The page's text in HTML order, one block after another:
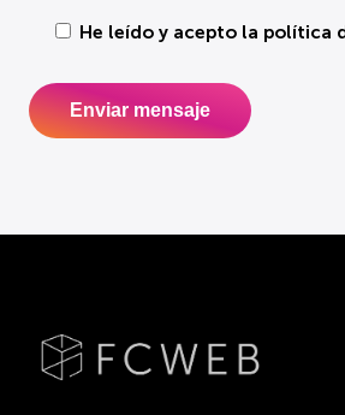
He leído y acepto la política